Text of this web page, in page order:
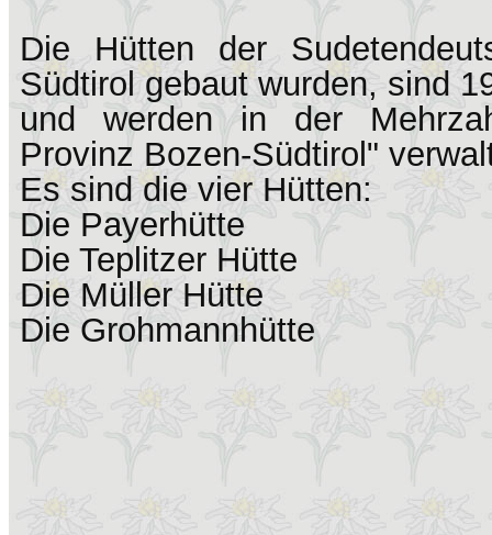
Die Hütten der
Südtirol gebaut wurden, sind
und werden in der
Provinz Bozen-Südtirol"
Es sind die vier Hütten:
Die Payerhütte
Die Teplitzer Hütte
Die Müller Hütte
Die Grohmannhütte